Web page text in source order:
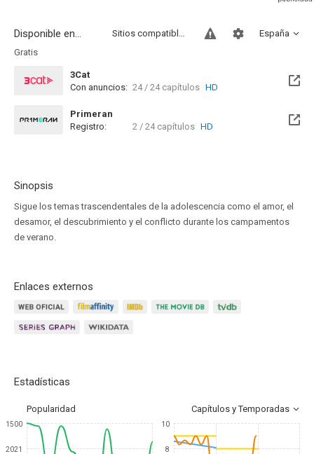
Disponible en... España
Sitios compatibles
Gratis
3Cat
Disponible hasta el Lun, 02 Jul 2074 (Quedan 47 años)
Con anuncios: 24 / 24 capítulos HD
Primeran
Registro:
2 / 24 capítulos HD
Sinopsis
Sigue los temas trascendentales de la adolescencia como el amor, el
desamor, el descubrimiento y el conflicto durante los campamentos
de verano.
Enlaces externos
Estadísticas
Popularidad Capítulos y Temporadas
1500
2021
10
8